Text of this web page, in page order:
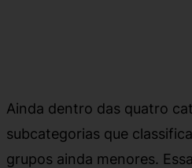
Ainda dentro das quatro
subcategorias que
grupos ainda menores.